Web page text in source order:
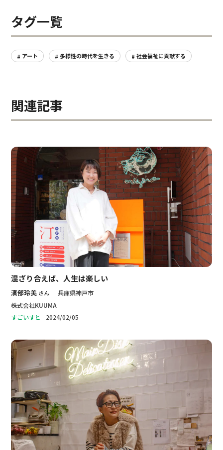
タグ一覧
アート 多様性の時代を生きる 社会福祉に貢献する
関連記事
混ざり合えば、人生は楽しい
濱部玲美
兵庫県神戸市
株式会社KUUMA
2024/02/05